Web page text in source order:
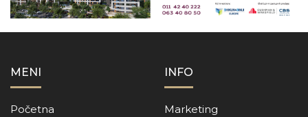
MENI
Početna
INFO
Marketing